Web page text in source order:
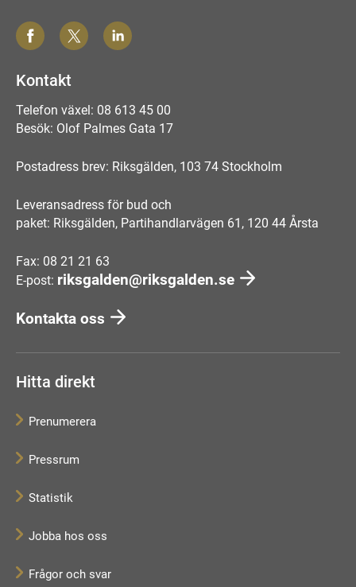
Kontakt
Telefon växel: 08 613 45 00
Besök: Olof Palmes Gata 17
Postadress brev: Riksgälden, 103 74 Stockholm
Leveransadress för bud och
paket: Riksgälden, Partihandlarvägen 61, 120 44 Årsta
Fax: 08 21 21 63
E-post: riksgalden@riksgalden.se
Kontakta oss
Hitta direkt
Prenumerera
Pressrum
Statistik
Jobba hos oss
Frågor och svar